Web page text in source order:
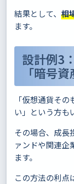
結果として、 相
ます。
設計例3
「暗号
「仮想通貨そ
い」という方も
その場合、成長
ァンドや関連企
ます。
この方法の利点